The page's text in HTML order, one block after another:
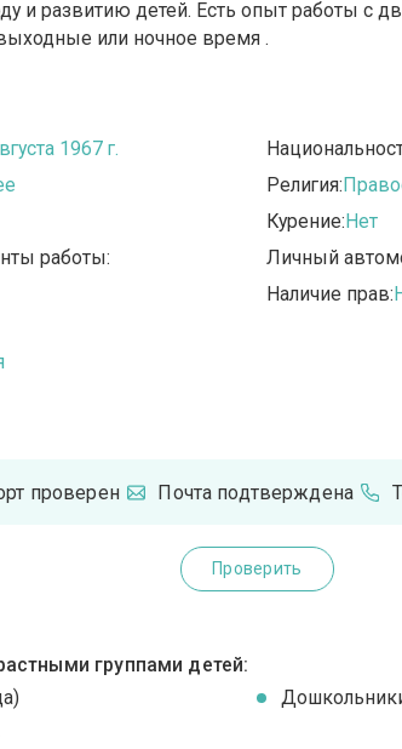
и развитию детей. Есть опыт работы с
или ночное время .
1967 г.
работы:
Религия:
Курение:Нет
Личный
Наличие прав:
проверен Почта подтверждена
Проверить
группами детей: